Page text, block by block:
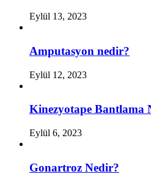
Eylül 13, 2023
Amputasyon nedir?
Eylül 12, 2023
Kinezyotape Bantlama
Eylül 6, 2023
Gonartroz Nedir?